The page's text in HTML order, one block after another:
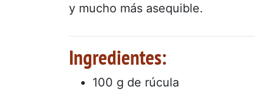
y mucho más asequible.
Ingredientes:
100 g de rúcula